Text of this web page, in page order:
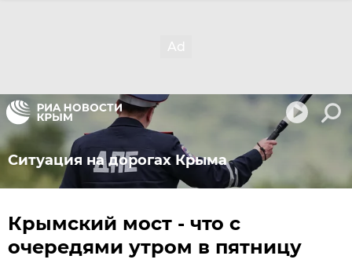
Ситуация на дорогах Крыма
Крымский мост - что с
очередями утром в пятницу